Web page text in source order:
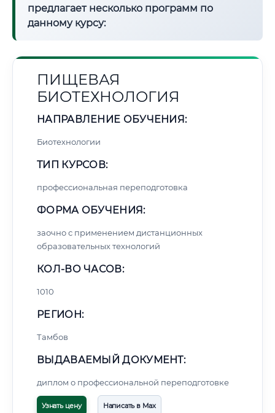
предлагает несколько программ по
данному курсу:
ПИЩЕВАЯ
БИОТЕХНОЛОГИЯ
НАПРАВЛЕНИЕ ОБУЧЕНИЯ:
Биотехнологии
ТИП КУРСОВ:
профессиональная переподготовка
ФОРМА ОБУЧЕНИЯ:
заочно с применением дистанционных
образовательных технологий
КОЛ-ВО ЧАСОВ:
1010
РЕГИОН:
Тамбов
ВЫДАВАЕМЫЙ ДОКУМЕНТ:
диплом о профессиональной переподготовке
Узнать цену Написать в Max